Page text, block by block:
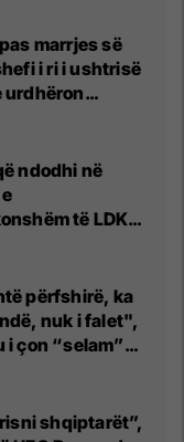
marrjes së
i ri i ushtrisë
urdhëron
ndodhi në
të LDK-
përfshirë, ka
nuk i falet",
çon “selam”
shqiptarët”,